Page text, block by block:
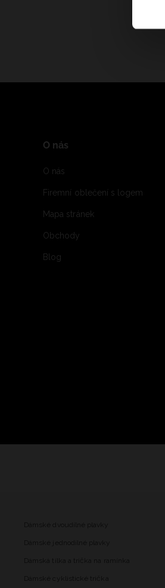
O nás
O nás
Firemní oblečení s logem
Mapa stránek
Obchody
Blog